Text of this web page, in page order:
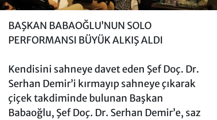
BAŞKAN BABAOĞLU’NUN SOLO
PERFORMANSI BÜYÜK ALKIŞ ALDI
Kendisini sahneye davet eden Şef Doç. Dr.
Serhan Demir’i kırmayıp sahneye çıkarak
çiçek takdiminde bulunan Başkan
Babaoğlu, Şef Doç. Dr. Serhan Demir’e, saz